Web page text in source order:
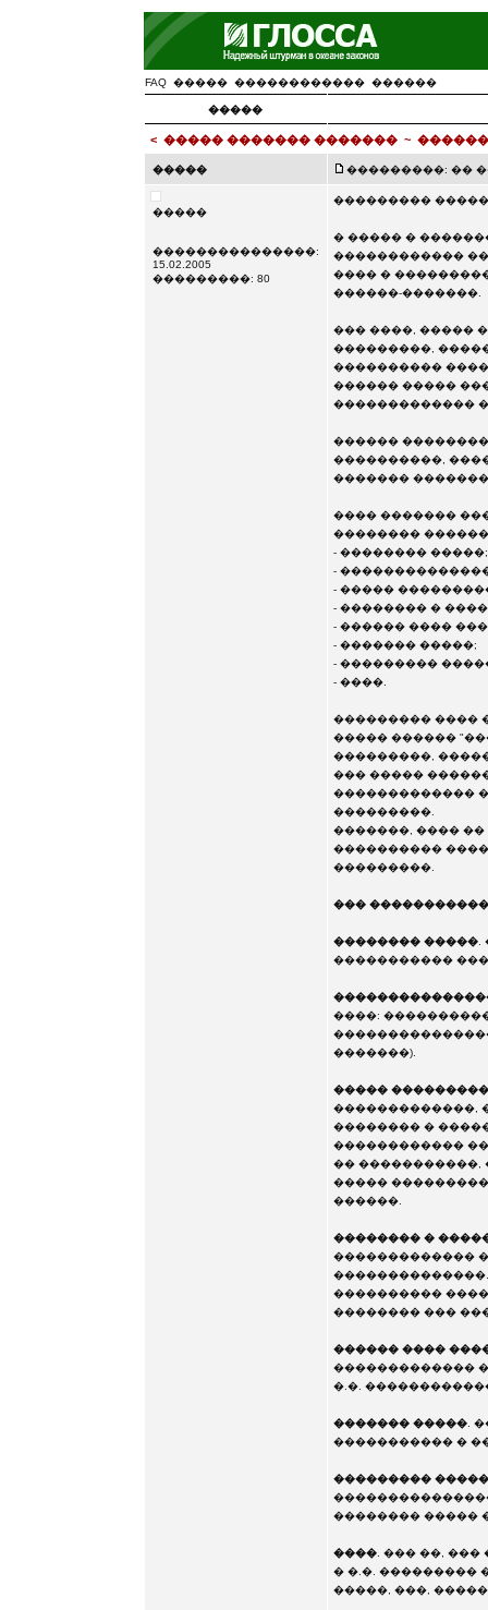
FAQ ����� ������������ ������
�����
< ����� ������� �������~
����� ���������: �� ���
�����
���������������:
15.02.2005
���������: 80
���������
� ����� �
������������
���� �
������-�������.
��� ����, �����
���������,
����������
������ �����
�������������
������
����������,
�������
���� �������
��������
- �������� �����;
-
- �����
- �������� �
- ������ ����
- ������� �����;
- ���������
- ����.
��������� ����
����� ������
���������,
��� �����
�������������
���������.
�������, ����
����������
���������.
���
�������� �����.
�����������
����:
�������).
�����
�������������,
�������� �
������������
�� �����������,
�����
������.
�������� �
�������������
����������
�������� ���
������ ����
�������������
�.�.
������� �����.
����������� �
��������� �����
�������� �����
����. ��� ��,
� �.�. ���������
�����, ���,